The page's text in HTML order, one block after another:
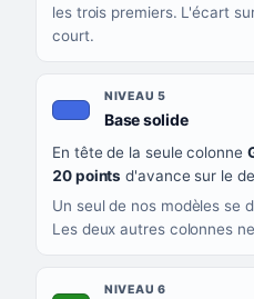
les trois premiers. L'écart
court.
NIVEAU 5
Base solide, couleur
En tête de la seule colonne
20 points d'avance sur le
Un seul de nos modèles se
Les deux autres colonnes
NIVEAU 6